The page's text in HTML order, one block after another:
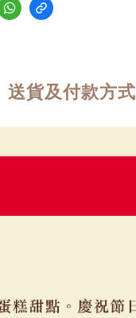
送貨及付款方式